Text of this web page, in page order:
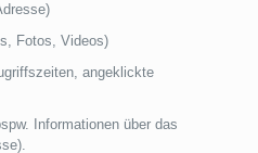
Fotos, Videos)
angeklickte
Informationen über das